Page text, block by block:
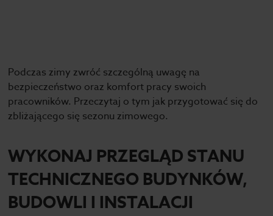
Podczas zimy zwróć szczególną uwagę na
bezpieczeństwo oraz komfort pracy swoich
pracowników. Przeczytaj o tym jak przygotować się do
zbliżającego się sezonu zimowego.
WYKONAJ PRZEGLĄD STANU
TECHNICZNEGO BUDYNKÓW,
BUDOWLI I INSTALACJI